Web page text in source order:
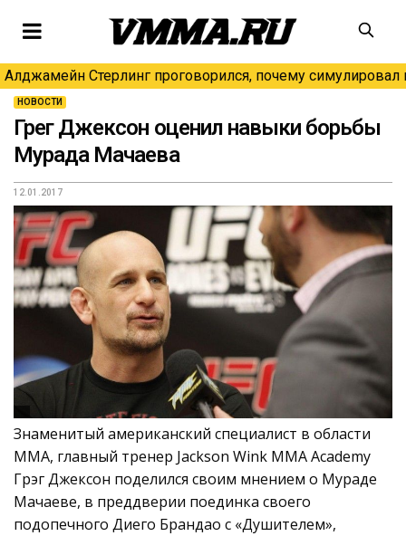
Алджамейн Стерлинг проговорился, почему симулировал
НОВОСТИ
Грег Джексон оценил навыки борьбы
Мурада Мачаева
12.01.2017
Знаменитый американский специалист в области
ММА, главный тренер Jackson Wink MMA Academy
Грэг Джексон поделился своим мнением о Мураде
Мачаеве, в преддверии поединка своего
подопечного Диего Брандао с «Душителем»,